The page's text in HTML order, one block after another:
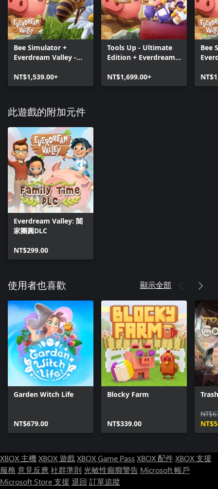
Bee Simulator +
Everdream Valley -
NT$1,539.00+
Tools Up - Ultimate
Edition + Everdream
Family Pack
NT$1,699.00+
Bee
此遊戲的附加元件
Everdream Valley: 闔
家團圓DLC
NT$299.00
使用者也喜歡 顯示全部
Garden Witch Life
NT$679.00
Blocky Farm
NT$339.00
XBOX 主機XBOX 遊戲XBOX Game Pass XBOX 配件XBOX 支援
服務 意見反應社群準則 光敏性癲癇警告 Microsoft 帳戶
Microsoft Store 支援 退回 訂單追蹤